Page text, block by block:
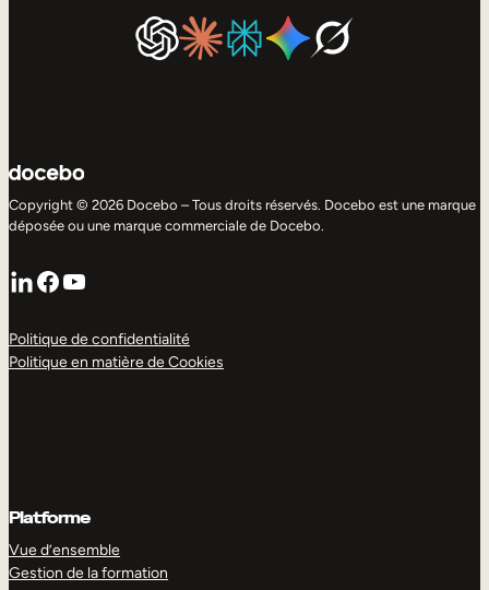
Copyright © 2026 Docebo – Tous droits réservés. Docebo est une marque
déposée ou une marque commerciale de Docebo.
LinkedIn
Facebook
YouTube
Politique de confidentialité
Politique en matière de Cookies
Platforme
Vue d’ensemble
Gestion de la formation